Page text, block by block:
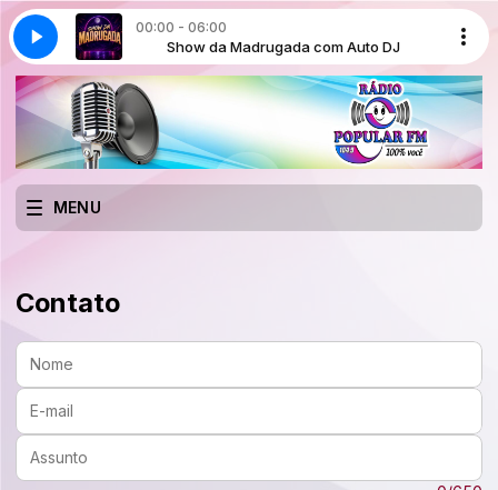
00:00 - 06:00
com Auto DJ Show da Madrugada com Auto DJ
MENU
Contato
Nome:
E-mail:
Assunto: